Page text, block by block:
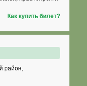
Как купить билет?
район,